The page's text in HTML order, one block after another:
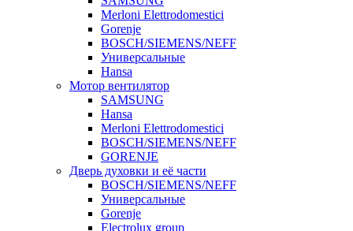
Merloni Elettrodomestici
Gorenje
BOSCH/SIEMENS/NEFF
Универсальные
Hansa
Мотор вентилятор
SAMSUNG
Hansa
Merloni Elettrodomestici
BOSCH/SIEMENS/NEFF
GORENJE
Дверь духовки и её части
BOSCH/SIEMENS/NEFF
Универсальные
Gorenje
Electrolux group